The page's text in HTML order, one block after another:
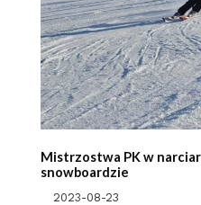
Mistrzostwa PK w
snowboardzie
2023-08-23